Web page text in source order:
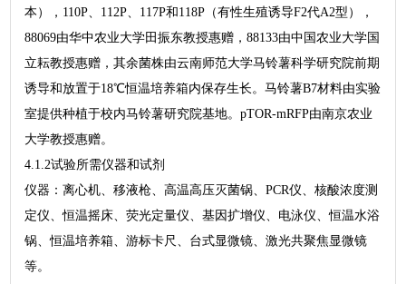
本），110P、112P、117P和118P（有性生殖诱导F2代A2型），
88069由华中农业大学田振东教授惠赠，88133由中国农业大学国
立耘教授惠赠，其余菌株由云南师范大学马铃薯科学研究院前期
诱导和放置于18℃恒温培养箱内保存生长。马铃薯B7材料由实验
室提供种植于校内马铃薯研究院基地。pTOR-mRFP由南京农业
大学教授惠赠。
4.1.2试验所需仪器和试剂
仪器：离心机、移液枪、高温高压灭菌锅、PCR仪、核酸浓度测
定仪、恒温摇床、荧光定量仪、基因扩增仪、电泳仪、恒温水浴
锅、恒温培养箱、游标卡尺、台式显微镜、激光共聚焦显微镜
等。